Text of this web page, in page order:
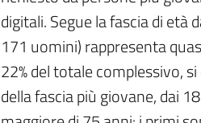
digitali. Segue la fascia di età
171 uomini) rappresenta
22% del totale complessivo,
della fascia più giovane, dai